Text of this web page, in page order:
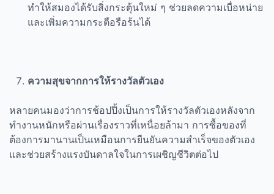
ทำให้สมองได้รับสิ่งกระตุ้นใหม่ ๆ ช่วยลดความเบื่อหน่าย
และเพิ่มความกระตือรือร้นได้
ความสุขจากการให้รางวัลตัวเอง
หลายคนมองว่าการช้อปปิ้งเป็นการให้รางวัลตัวเองหลังจาก
ทำงานหนักหรือผ่านเรื่องราวที่เหนื่อยล้ามา การซื้อของที่
ต้องการมานานเป็นเหมือนการยืนยันความสำเร็จของตัวเอง
และช่วยสร้างแรงบันดาลใจในการเผชิญชีวิตต่อไป